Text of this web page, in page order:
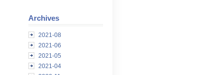
Archives
2021-08
2021-06
2021-05
2021-04